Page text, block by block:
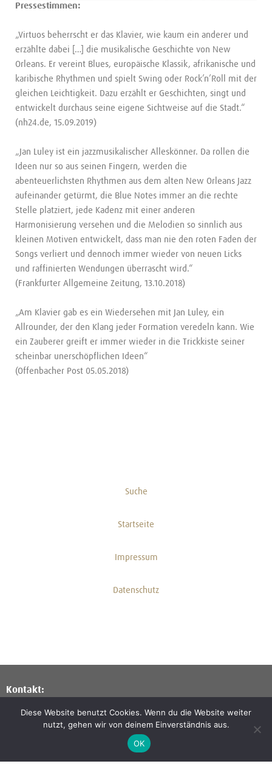
Pressestimmen:
„Virtuos beherrscht er das Klavier, wie kaum ein anderer und
erzählte dabei […] die musikalische Geschichte von New
Orleans. Er vereint Blues, europäische Klassik, afrikanische und
karibische Rhythmen und spielt Swing oder Rock’n’Roll mit der
gleichen Leichtigkeit. Dazu erzählt er Geschichten, singt und
entwickelt durchaus seine eigene Sichtweise auf die Stadt.“
(nh24.de, 15.09.2019)
„Jan Luley ist ein jazzmusikalischer Alleskönner. Da rollen die
Ideen nur so aus seinen Fingern, werden die
abenteuerlichsten Rhythmen aus dem alten New Orleans Jazz
aufeinander getürmt, die Blue Notes immer an die rechte
Stelle platziert, jede Kadenz mit einer anderen
Harmonisierung versehen und die Melodien so sinnlich aus
kleinen Motiven entwickelt, dass man nie den roten Faden der
Songs verliert und dennoch immer wieder von neuen Licks
und raffinierten Wendungen überrascht wird.“
(Frankfurter Allgemeine Zeitung, 13.10.2018)
„Am Klavier gab es ein Wiedersehen mit Jan Luley, ein
Allrounder, der den Klang jeder Formation veredeln kann. Wie
ein Zauberer greift er immer wieder in die Trickkiste seiner
scheinbar unerschöpflichen Ideen“
(Offenbacher Post 05.05.2018)
Suche
Startseite
Impressum
Datenschutz
Kontakt:
36145 Hofbieber-Kleinsassen
Telefon: 06657 8002
Diese Website benutzt Cookies. Wenn du die Website weiter
nutzt, gehen wir von deinem Einverständnis aus.
OK